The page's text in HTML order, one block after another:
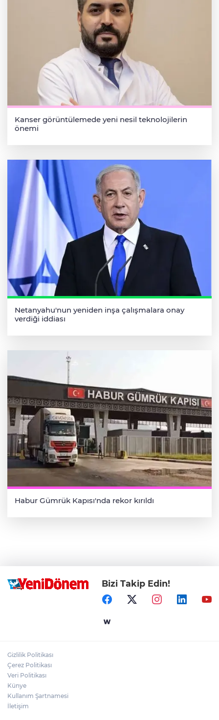
Kanser görüntülemede yeni nesil teknolojilerin
önemi
Netanyahu'nun yeniden inşa çalışmalara onay
verdiği iddiası
Habur Gümrük Kapısı'nda rekor kırıldı
Bizi Takip Edin!
Gizlilik Politikası
Çerez Politikası
Veri Politikası
Künye
Kullanım Şartnamesi
İletişim